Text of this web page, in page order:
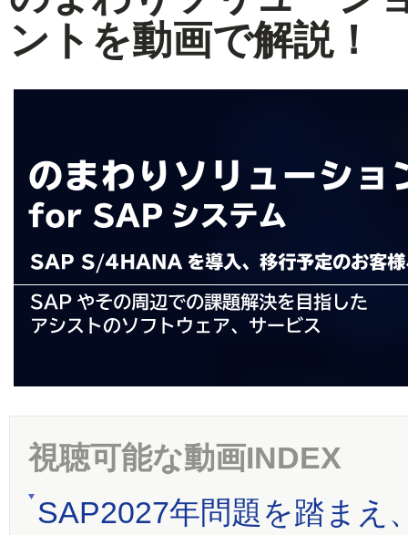
ントを動画で解説！
視聴可能な動画INDEX
SAP2027年問題を踏まえ